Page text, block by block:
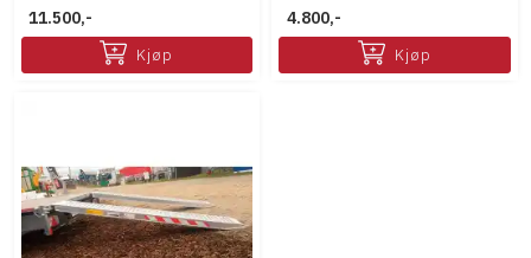
11.500,-
Kjøp
4.800,-
Kjøp